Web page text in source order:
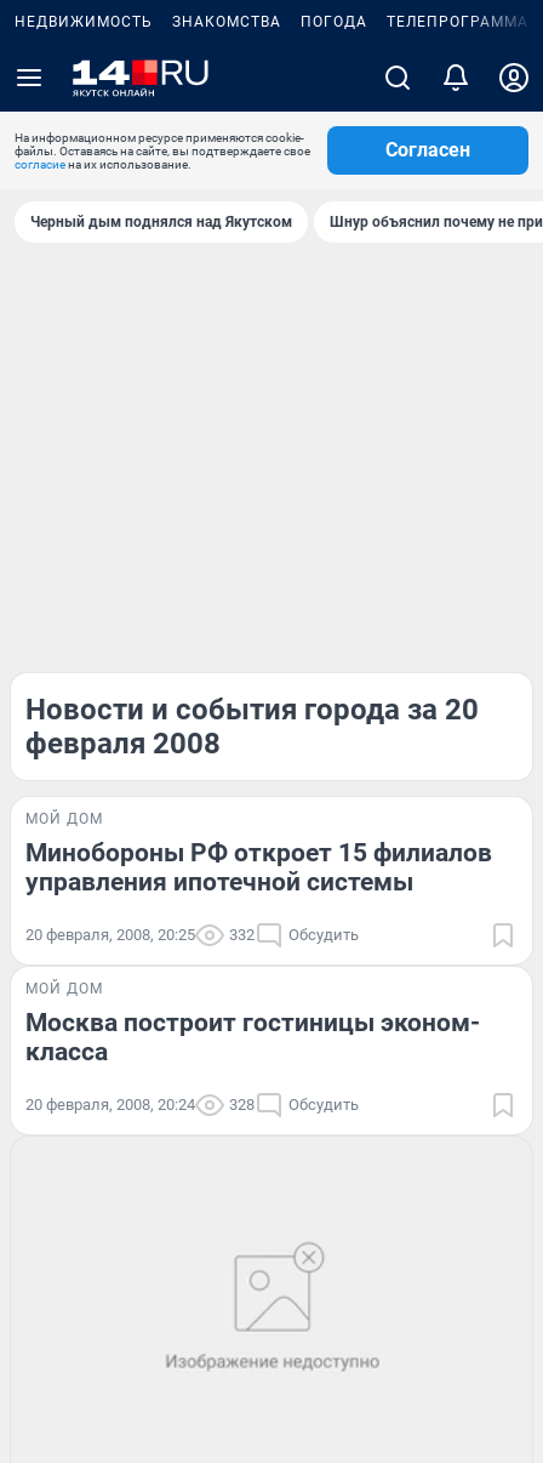
НЕДВИЖИМОСТЬ ЗНАКОМСТВА ПОГОДА ТЕЛЕПРОГРАММА
На информационном ресурсе применяются cookie-
файлы. Оставаясь на сайте, вы подтверждаете свое
согласиена их использование.
Согласен
Черный дым поднялся над Якутском Шнур объяснил почему не
Новости и события города за 20
февраля 2008
МОЙ ДОМ
Минобороны РФ откроет 15 филиалов
управления ипотечной системы
20 февраля, 2008, 20:25 332 Обсудить
МОЙ ДОМ
Москва построит гостиницы эконом-
класса
20 февраля, 2008, 20:24 328 Обсудить